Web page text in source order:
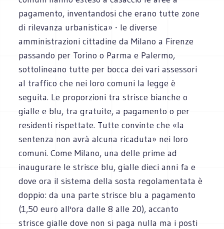
pagamento, inventandosi che erano tutte zone
di rilevanza urbanistica» - le diverse
amministrazioni cittadine da Milano a Firenze
passando per Torino o Parma e Palermo,
sottolineano tutte per bocca dei vari assessori
al traffico che nei loro comuni la legge è
seguita. Le proporzioni tra strisce bianche o
gialle e blu, tra gratuite, a pagamento o per
residenti rispettate. Tutte convinte che «la
sentenza non avrà alcuna ricaduta» nei loro
comuni. Come Milano, una delle prime ad
inaugurare le strisce blu, gialle dieci anni fa e
dove ora il sistema della sosta regolamentata è
doppio: da una parte strisce blu a pagamento
(1,50 euro all'ora dalle 8 alle 20), accanto
strisce gialle dove non si paga nulla ma i posti